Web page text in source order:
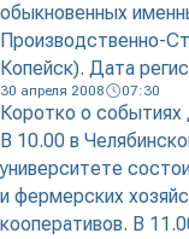
обыкновенных
Производственно-
Копейск). Дата
30 апреля 2008 07:30
Коротко о событиях
В 10.00 в
университете
и фермерских
кооперативов. В